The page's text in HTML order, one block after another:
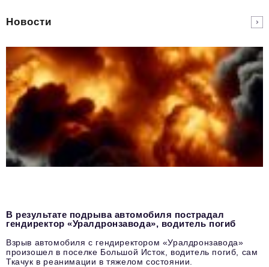
Новости
В результате подрыва автомобиля пострадал
гендиректор «Уралдронзавода», водитель погиб
Взрыв автомобиля с гендиректором «Уралдронзавода»
произошел в поселке Большой Исток, водитель погиб, сам
Ткачук в реанимации в тяжелом состоянии.